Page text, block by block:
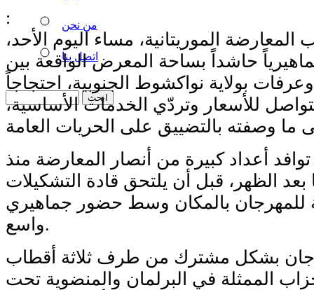
من نحن
اتصل بنا
:
الموريتانية، مساء اليوم الأحد،
حاشداً بساحة المعرض الواقعة بين
بولاية نواكشوط الجنوبية، احتجاجاً
للأسعار وتردّي الخدمات الأساسية،
أعداد كبيرة من أنصار المعارضة منذ
الظهر، قبل أن يلتحق قادة التشكيلات
للمهرجان بالمكان وسط حضور جماهيري
واسع.
بشكل مشترك من طرف ثلاثة أقطاب
الممثلة في البرلمان والمنضوية تحت